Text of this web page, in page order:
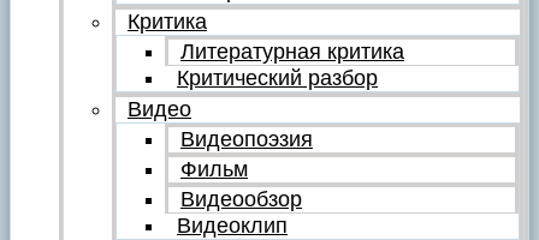
Критика
Литературная критика
Критический разбор
Видео
Видеопоэзия
Фильм
Видеообзор
Видеоклип